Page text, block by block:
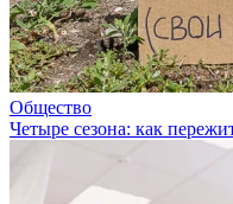
Общество
Четыре сезона: как